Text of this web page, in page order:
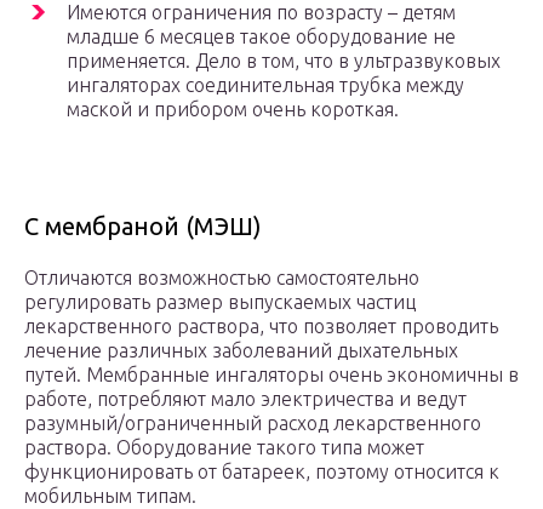
Имеются ограничения по возрасту – детям
младше 6 месяцев такое оборудование не
применяется. Дело в том, что в ультразвуковых
ингаляторах соединительная трубка между
маской и прибором очень короткая.
С мембраной (МЭШ)
Отличаются возможностью самостоятельно
регулировать размер выпускаемых частиц
лекарственного раствора, что позволяет проводить
лечение различных заболеваний дыхательных
путей. Мембранные ингаляторы очень экономичны в
работе, потребляют мало электричества и ведут
разумный/ограниченный расход лекарственного
раствора. Оборудование такого типа может
функционировать от батареек, поэтому относится к
мобильным типам.